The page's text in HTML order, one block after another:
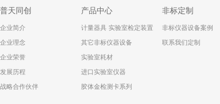
普天同创
企业简介
企业理念
企业荣誉
发展历程
战略合作伙伴
产品中心
计量器具 实验室检定装置
其它非标仪器设备
实验室耗材
进口实验室仪器
胶体金检测卡系列
非标定制
非标仪器设备案例
联系我们定制